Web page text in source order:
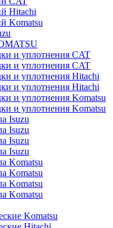
Hitachi
Komatsu
и уплотнения CAT
и уплотнения CAT
и уплотнения Hitachi
и уплотнения Hitachi
и уплотнения Komatsu
и уплотнения Komatsu
Isuzu
Isuzu
Isuzu
Isuzu
Komatsu
Komatsu
Komatsu
Komatsu
Komatsu